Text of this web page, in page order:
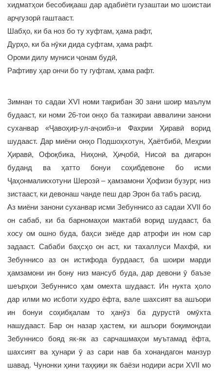
хидматҳои бесобиқааш дар адабиёти гузаштаи мо шоистаи
арҷгузорӣ гаштааст.
Шабҳо, ки ба ноз бо ту хуфтам, ҳама рафт,
Дурҳо, ки ба нӯки дида суфтам, ҳама рафт.
Ороми дилу муниси ҷонам будӣ,
Рафтиву ҳар ончи бо ту гуфтам, ҳама рафт.
Зимнан то садаи ХVI номи тақрибан 30 зани шоир маълум
будааст, ки номи 26-тои онҳо ба тазкираи аввалини занони
суханвар «Ҷавоҳир-ул-аҷоиб»-и Фахрии Ҳиравӣ ворид
шудааст. Дар миёни онҳо Подшоҳхотун, Ҳаётбибӣ, Меҳрии
Ҳиравӣ, Офоқбика, Ниҳонӣ, Ҳиҷобӣ, Нисоӣ ва дигарон
буданд ва ҳатто бонуи соҳибдевоне бо исми
Ҷаҳонмаликхотуни Шерозӣ – ҳамзамони Ҳофизи бузург, низ
зистааст, ки девонаш чанде пеш дар Эрон ба табъ расид.
Аз миёни занони суханвар исми Зебуннисо аз садаи XVII бо
он сабаб, ки ба барномаҳои мактабӣ ворид шудааст, ба
хосу ом ошно буда, баҳси зиёде дар атрофи ин ном сар
задааст. Сабаби баҳсҳо он аст, ки тахаллуси Махфӣ, ки
Зебуннисо аз он истифода бурдааст, ба шоири марди
ҳамзамони ин бону низ мансуб буда, дар девони ӯ баъзе
шеърҳои Зебуннисо ҳам омехта шудааст. Ин нукта ҳоло
дар илми мо исботи худро ёфта, вале шахсият ва ашъори
ин бонуи соҳибқалам то ҳанӯз ба дурустӣ омӯхта
нашудааст. Бар он назар ҳастем, ки ашъори боқимондаи
Зебуннисо бояд як-як аз сарчашмаҳои муътамад ёфта,
шахсият ва ҳунари ӯ аз сари нав ба хонандагон манзур
шавад. Чунонки ҳини таҳқиқи як баёзи нодири асри ХVII мо